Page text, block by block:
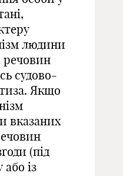
людини
речовин
судово-
Якщо
вказаних
(під
із